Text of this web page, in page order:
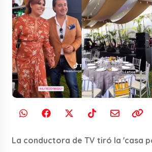
La conductora de TV tiró la 'casa